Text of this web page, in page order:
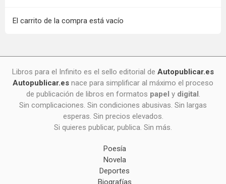
El carrito de la compra está vacío
Libros para el Infinito es el sello editorial de Autopublicar.es
Autopublicar.es nace para simplificar al máximo el proceso
de publicación de libros en formatos papel y digital.
Sin complicaciones. Sin condiciones abusivas. Sin largas
esperas. Sin precios elevados.
Si quieres publicar, publica. Sin más.
Poesía
Novela
Deportes
Biografías